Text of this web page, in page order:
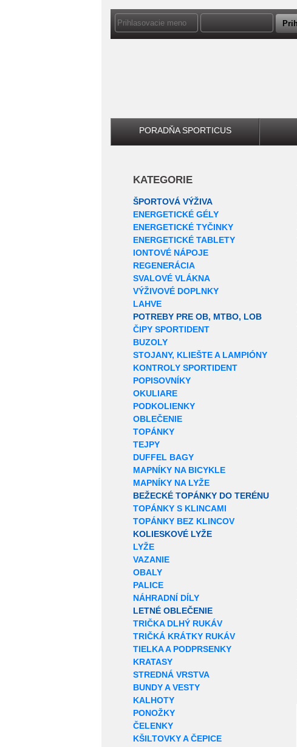
PORADŇA SPORTICUS
KATEGORIE
ŠPORTOVÁ VÝŽIVA
ENERGETICKÉ GÉLY
ENERGETICKÉ TYČINKY
ENERGETICKÉ TABLETY
IONTOVÉ NÁPOJE
REGENERÁCIA
SVALOVÉ VLÁKNA
VÝŽIVOVÉ DOPLNKY
LAHVE
POTREBY PRE OB, MTBO, LOB
ČIPY SPORTIDENT
BUZOLY
STOJANY, KLIEŠTE A LAMPIÓNY
KONTROLY SPORTIDENT
POPISOVNÍKY
OKULIARE
PODKOLIENKY
OBLEČENIE
TOPÁNKY
TEJPY
DUFFEL BAGY
MAPNÍKY NA BICYKLE
MAPNÍKY NA LYŽE
BEŽECKÉ TOPÁNKY DO TERÉNU
TOPÁNKY S KLINCAMI
TOPÁNKY BEZ KLINCOV
KOLIESKOVÉ LYŽE
LYŽE
VAZANIE
OBALY
PALICE
NÁHRADNÍ DÍLY
LETNÉ OBLEČENIE
TRIČKA DLHÝ RUKÁV
TRIČKÁ KRÁTKY RUKÁV
TIELKA A PODPRSENKY
KRATASY
STREDNÁ VRSTVA
BUNDY A VESTY
KALHOTY
PONOŽKY
ČELENKY
KŠILTOVKY A ČEPICE